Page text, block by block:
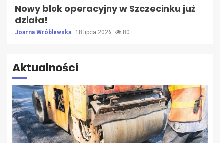
Nowy blok operacyjny w Szczecinku już
działa!
Joanna Wróblewska 18 lipca 2026 80
Aktualności